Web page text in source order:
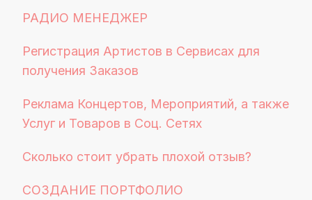
РАДИО МЕНЕДЖЕР
Регистрация Артистов в Сервисах для
получения Заказов
Реклама Концертов, Мероприятий, а также
Услуг и Товаров в Соц. Сетях
Сколько стоит убрать плохой отзыв?
СОЗДАНИЕ ПОРТФОЛИО